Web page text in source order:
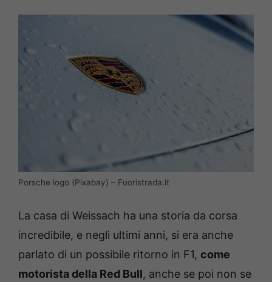
Porsche logo (Pixabay) – Fuoristrada.it
La casa di Weissach ha una storia da corsa
incredibile, e negli ultimi anni, si era anche
parlato di un possibile ritorno in F1, come
motorista della Red Bull, anche se poi non se